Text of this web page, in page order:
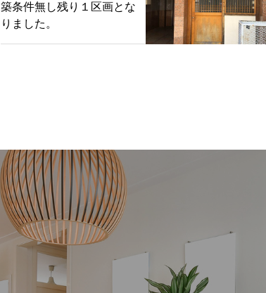
築条件無し残り１区画とな
りました。